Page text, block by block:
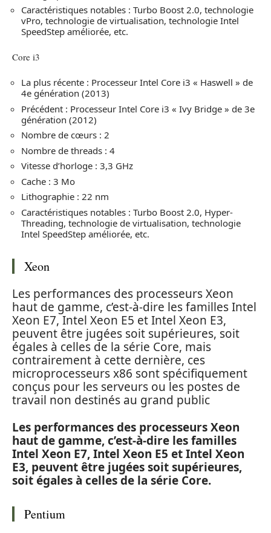
Caractéristiques notables : Turbo Boost 2.0, technologie
vPro, technologie de virtualisation, technologie Intel
SpeedStep améliorée, etc.
Core i3
La plus récente : Processeur Intel Core i3 « Haswell » de
4e génération (2013)
Précédent : Processeur Intel Core i3 « Ivy Bridge » de 3e
génération (2012)
Nombre de cœurs : 2
Nombre de threads : 4
Vitesse d’horloge : 3,3 GHz
Cache : 3 Mo
Lithographie : 22 nm
Caractéristiques notables : Turbo Boost 2.0, Hyper-
Threading, technologie de virtualisation, technologie
Intel SpeedStep améliorée, etc.
Xeon
Les performances des processeurs Xeon
haut de gamme, c’est-à-dire les familles Intel
Xeon E7, Intel Xeon E5 et Intel Xeon E3,
peuvent être jugées soit supérieures, soit
égales à celles de la série Core, mais
contrairement à cette dernière, ces
microprocesseurs x86 sont spécifiquement
conçus pour les serveurs ou les postes de
travail non destinés au grand public
Les performances des processeurs Xeon
haut de gamme, c’est-à-dire les familles
Intel Xeon E7, Intel Xeon E5 et Intel Xeon
E3, peuvent être jugées soit supérieures,
soit égales à celles de la série Core.
Pentium